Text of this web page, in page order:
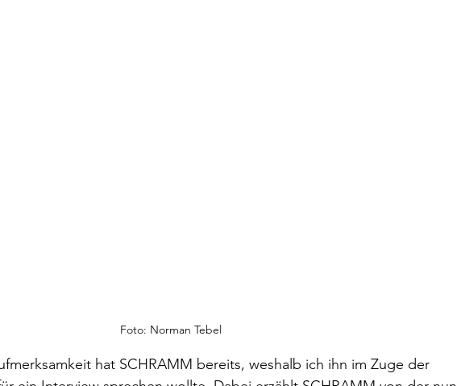
Foto: Norman Tebel
hat SCHRAMM bereits, weshalb ich ihn im Zuge der